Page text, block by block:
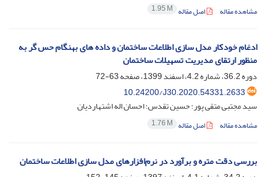
مشاهده مقاله اصل مقاله 1.95 M
ادغام خودکار مدل سازی اطلاعات ساختمان و داده های بهنگام حس گر به
منظور ارتقای مدیریت تسهیلات ساختمان
دوره 36.2، شماره 4.2، اسفند 1399، صفحه
63-72
10.24200/J30.2020.54331.2633
سید مجتبی متقی پور؛ حسین تقدس؛ احسان اله اشتهاردیان
مشاهده مقاله اصل مقاله 1.76 M
بررسی دقت متره و برآورد در نرم‌افزارهای مدل سازی اطلاعات ساختمان